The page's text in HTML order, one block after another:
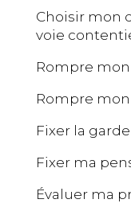
Choisir mon
voie
Rompre mon
Rompre
Fixer la
Fixer ma
Évaluer ma